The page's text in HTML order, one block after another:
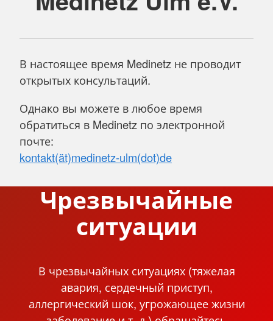
В настоящее время Medinetz не проводит
открытых консультаций.
Однако вы можете в любое время
обратиться в Medinetz по электронной
почте:
kontakt(ät)medinetz-ulm(dot)de
Чрезвычайные
ситуации
В чрезвычайных ситуациях (тяжелая
авария, сердечный приступ,
аллергический шок, угрожающее жизни